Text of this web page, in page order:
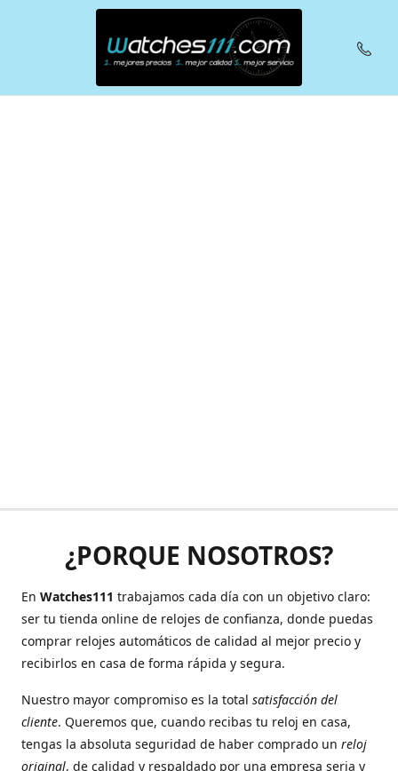
¿PORQUE NOSOTROS?
En Watches111 trabajamos cada día con un objetivo claro:
ser tu tienda online de relojes de confianza, donde puedas
comprar relojes automáticos de calidad al mejor precio y
recibirlos en casa de forma rápida y segura.
Nuestro mayor compromiso es la total satisfacción del
cliente. Queremos que, cuando recibas tu reloj en casa,
tengas la absoluta seguridad de haber comprado un reloj
original, de calidad y respaldado por una empresa seria y